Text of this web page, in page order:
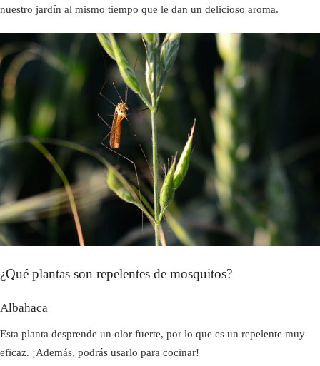
nuestro jardín al mismo tiempo que le dan un delicioso aroma.
¿Qué plantas son repelentes de mosquitos?
Albahaca
Esta planta desprende un olor fuerte, por lo que es un repelente muy
eficaz. ¡Además, podrás usarlo para cocinar!